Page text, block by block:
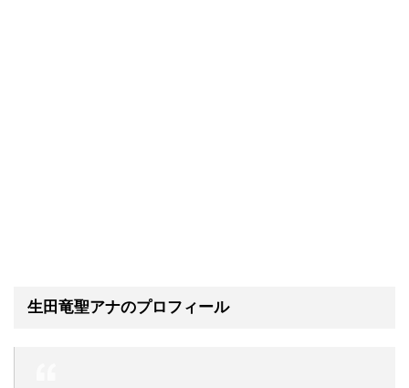
生田竜聖アナのプロフィール